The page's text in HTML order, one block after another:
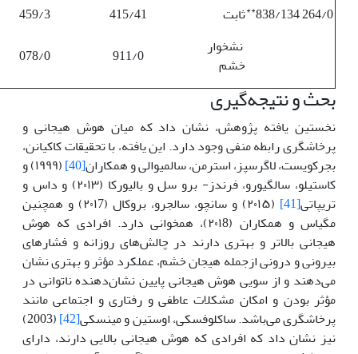
264/0
838/134
**ثابت 415/41
459/3
نشخوار
خشم
911/0
078/0
بحث و نتیجه‌گیری
نخستین یافته پژوهش، نشان داد که میان هوش هیجانی و
پرخاشگری رابطه منفی وجود دارد. این یافته، با تحقیقات کاکیانن،
بجرکویست، لاگرسپز، استرمن، سالمیوالی و همکاران[40]
(۱۹۹۹) و
کاستیلو، سالگیورو، فرندز- برو سل و بالیورکا (۲۰۱۳) و داس و
تریپاتی[41]
(۲۰۱۵) و سانچو، سالجرو، بروکال (۲۰۱7) و همچنین
مگیاس و همکاران (۲۰۱8)، همخوانی دارد. افرادی که هوش
هیجانی بالاتر و بهتری دارند در چالش‌های روزانه و فشارهای
بیرونی و درونی ازجمله هیجان خشم، عملکرد مؤثر و بهتری نشان
می‌دهند و از سویی هوش هیجانی پایین نشان‌دهنده ناتوانی در
مؤثر بودن و امکان مشکلات عاطفی و رفتاری و اجتماعی مانند
پرخاشگری می‌باشد. ساکلوفسکی، اوستین و مینسکی[42]
(2003)
نیز نشان داد که افرادی که هوش هیجانی بالایی دارند، دارای